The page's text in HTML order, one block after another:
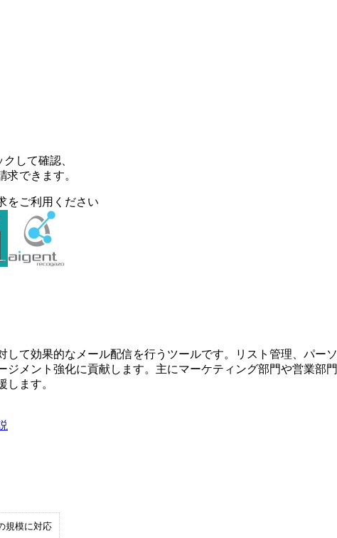
して確認、
できます。
をご利用ください
て効果的なメール配信を行うツールです。リスト管理、パーソ
メント強化に貢献します。主にマーケティング部門や営業部門
ます。
規模に対応